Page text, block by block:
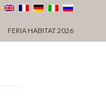
FERIA HABITAT 2026